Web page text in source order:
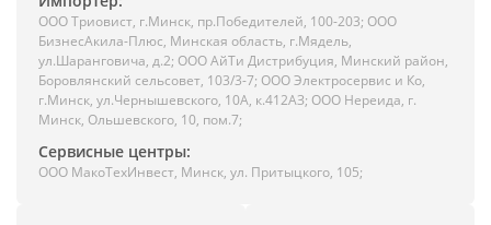
ООО Триовист, г.Минск, пр.Победителей, 100-203; ООО
БизнесАкила-Плюс, Минская область, г.Мядель,
ул.Шаранговича, д.2; ООО АйТи Дистрибуция, Минский район,
Боровлянский сельсовет, 103/3-7; ООО Электросервис и Ко,
г.Минск, ул.Чернышевского, 10А, к.412АЗ; ООО Нереида, г.
Минск, Ольшевского, 10, пом.7;
Сервисные центры:
ООО МакоТехИнвест, Минск, ул. Притыцкого, 105;